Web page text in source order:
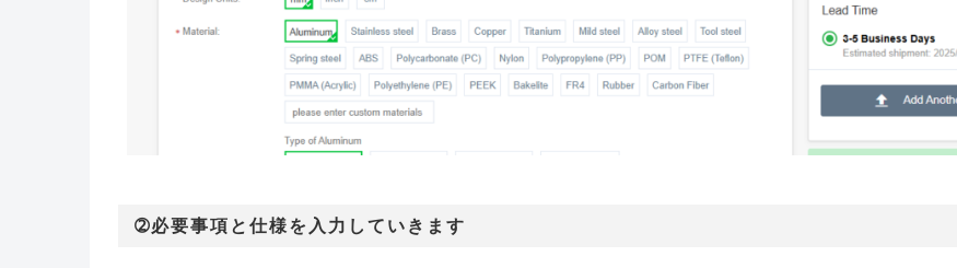
➁必要事項と仕様を入力していきます